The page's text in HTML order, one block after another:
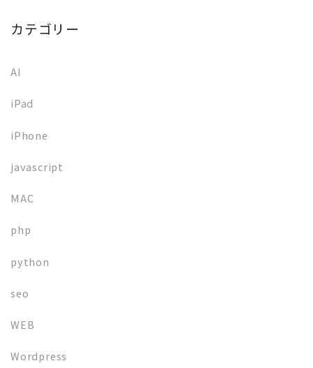
カテゴリー
AI
iPad
iPhone
javascript
MAC
php
python
seo
WEB
Wordpress